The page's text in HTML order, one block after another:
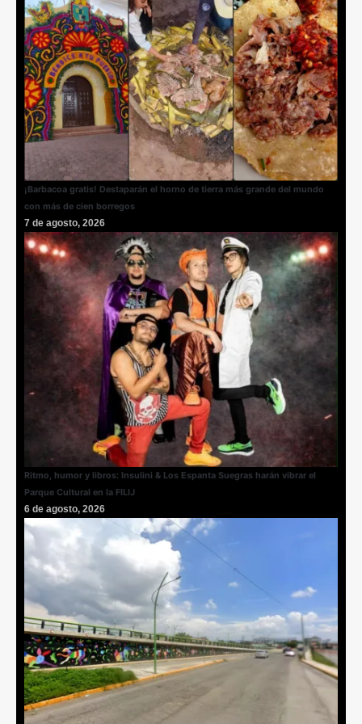
¡Barbacoa gratis! Destaparán el horno de tierra más grande del mundo
con más de cien borregos
7 de agosto, 2026
Ritmo, humor y libros: Insulini & Los Espanta Suegras harán vibrar el
Parque Cultural en la FILIJ
6 de agosto, 2026